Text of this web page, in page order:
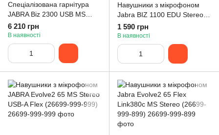
Спеціалізована гарнітура
JABRA Biz 2300 USB MS
Mono (2393-823-109)
6 210 грн
В наявності
Навушники з мікрофоном
Jabra BIZ 1100 EDU Stereo
3.5mm (1159-0139-EDU)
1 590 грн
В наявності